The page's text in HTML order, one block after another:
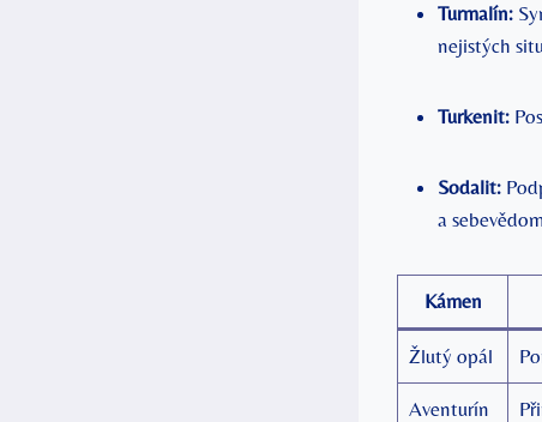
Turmalín:
nejistých
Turkenit:
Sodalit:
a
Kámen
Žlutý opál
Aventurín